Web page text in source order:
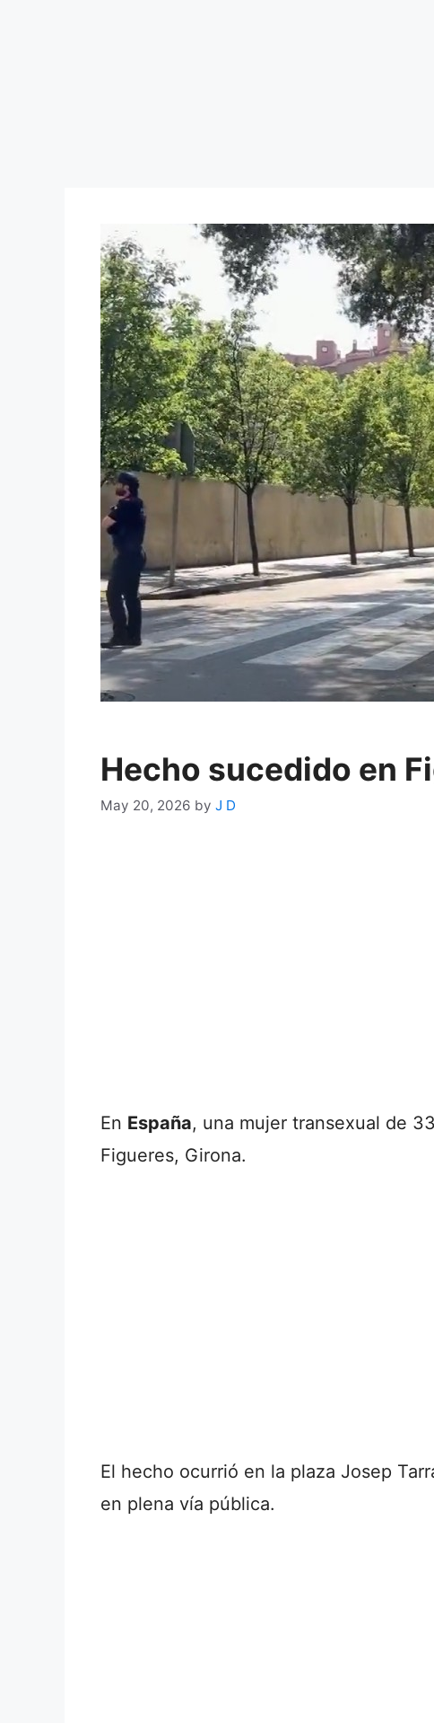
Hecho sucedido en
May 20, 2026 by J D
En España, una mujer transexual de
Figueres, Girona.
El hecho ocurrió en la plaza Josep
en plena vía pública.